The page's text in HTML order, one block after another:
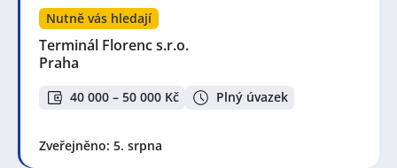
Nutně vás hledají
Terminál Florenc s.r.o.
Praha
40 000 – 50 000 Kč Plný úvazek
Zveřejněno: 5. srpna